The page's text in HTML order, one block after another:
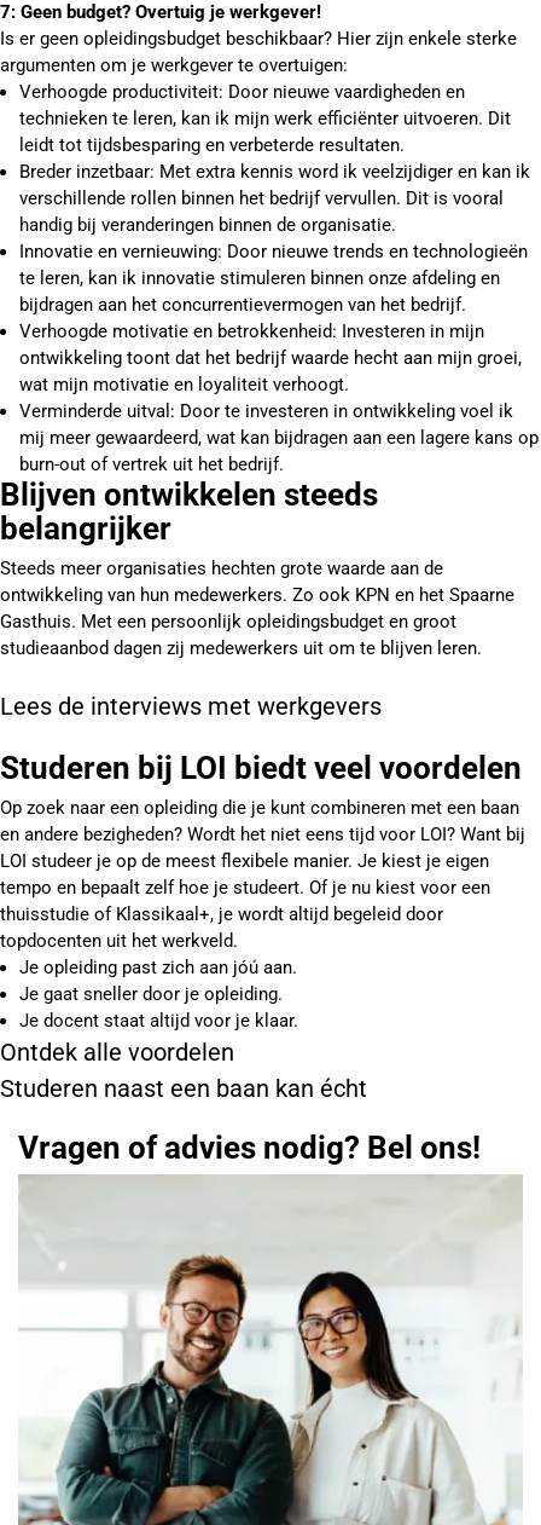
7: Geen budget? Overtuig je werkgever!
Is er geen opleidingsbudget beschikbaar? Hier zijn enkele sterke
argumenten om je werkgever te overtuigen:
Verhoogde productiviteit: Door nieuwe vaardigheden en
technieken te leren, kan ik mijn werk efficiënter uitvoeren. Dit
leidt tot tijdsbesparing en verbeterde resultaten.
Breder inzetbaar: Met extra kennis word ik veelzijdiger en kan ik
verschillende rollen binnen het bedrijf vervullen. Dit is vooral
handig bij veranderingen binnen de organisatie.
Innovatie en vernieuwing: Door nieuwe trends en technologieën
te leren, kan ik innovatie stimuleren binnen onze afdeling en
bijdragen aan het concurrentievermogen van het bedrijf.
Verhoogde motivatie en betrokkenheid: Investeren in mijn
ontwikkeling toont dat het bedrijf waarde hecht aan mijn groei,
wat mijn motivatie en loyaliteit verhoogt.
Verminderde uitval: Door te investeren in ontwikkeling voel ik
mij meer gewaardeerd, wat kan bijdragen aan een lagere kans op
burn-out of vertrek uit het bedrijf.
Blijven ontwikkelen steeds
belangrijker
Steeds meer organisaties hechten grote waarde aan de
ontwikkeling van hun medewerkers. Zo ook KPN en het Spaarne
Gasthuis. Met een persoonlijk opleidingsbudget en groot
studieaanbod dagen zij medewerkers uit om te blijven leren.
Lees de interviews met werkgevers
Studeren bij LOI biedt veel voordelen
Op zoek naar een opleiding die je kunt combineren met een baan
en andere bezigheden? Wordt het niet eens tijd voor LOI? Want bij
LOI studeer je op de meest flexibele manier. Je kiest je eigen
tempo en bepaalt zelf hoe je studeert. Of je nu kiest voor een
thuisstudie of Klassikaal+, je wordt altijd begeleid door
topdocenten uit het werkveld.
Je opleiding past zich aan jóú aan.
Je gaat sneller door je opleiding.
Je docent staat altijd voor je klaar.
Ontdek alle voordelen
Studeren naast een baan kan écht
Vragen of advies nodig? Bel ons!